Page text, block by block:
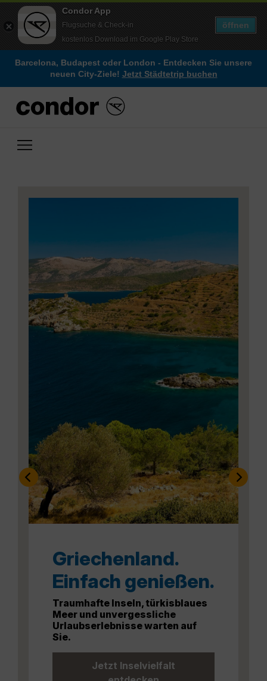
Condor App
Flugsuche & Check-in
kostenlos Download im Google Play Store
öffnen
Barcelona, Budapest oder London - Entdecken Sie unsere
neuen City-Ziele! Jetzt Städtetrip buchen
Griechenland.
Einfach genießen.
Traumhafte Inseln, türkisblaues
Meer und unvergessliche
Urlaubserlebnisse warten auf
Sie.
Jetzt Inselvielfalt